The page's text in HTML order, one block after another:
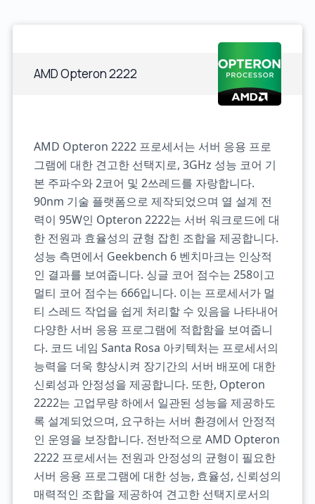
AMD Opteron 2222
AMD Opteron 2222 프로세서는 서버 응용 프로
그램에 대한 견고한 선택지로, 3GHz 성능 코어 기
본 주파수와 2코어 및 2쓰레드를 자랑합니다.
90nm 기술 플랫폼으로 제작되었으며 열 설계 전
력이 95W인 Opteron 2222는 서버 워크로드에 대
한 전원과 효율성의 균형 잡힌 조합을 제공합니다.
성능 측면에서 Geekbench 6 벤치마크는 인상적
인 결과를 보여줍니다. 싱글 코어 점수는 258이고
멀티 코어 점수는 666입니다. 이는 프로세서가 멀
티 스레드 작업을 쉽게 처리할 수 있음을 나타내어
다양한 서버 응용 프로그램에 적합함을 보여줍니
다. 코드 네임 Santa Rosa 아키텍처는 프로세서의
능력을 더욱 향상시켜 장기간의 서버 배포에 대한
신뢰성과 안정성을 제공합니다. 또한, Opteron
2222는 고업무량 하에서 일관된 성능을 제공하도
록 설계되었으며, 요구하는 서버 환경에서 안정적
인 운영을 보장합니다. 전반적으로 AMD Opteron
2222 프로세서는 전원과 안정성의 균형이 필요한
서버 응용 프로그램에 대한 성능, 효율성, 신뢰성의
매력적인 조합을 제공하여 견고한 선택지로서의